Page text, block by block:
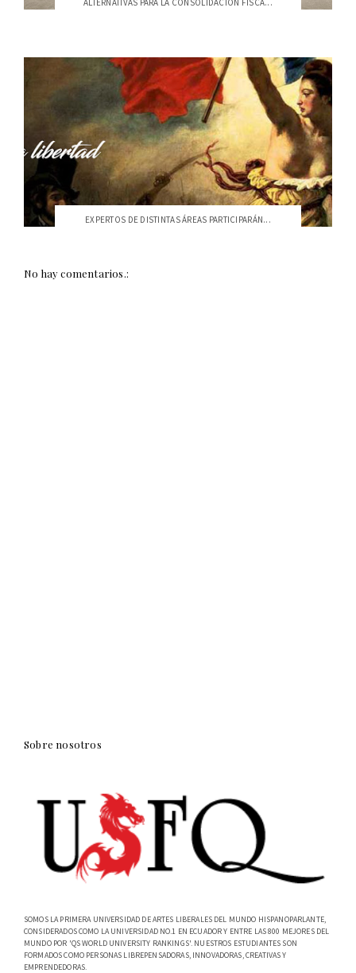
ALTERNATIVAS PARA LA CONSOLIDACIÓN FISCA...
EXPERTOS DE DISTINTAS ÁREAS PARTICIPARÁN...
No hay comentarios.:
Sobre nosotros
SOMOS LA PRIMERA UNIVERSIDAD DE ARTES LIBERALES DEL MUNDO HISPANOPARLANTE,
CONSIDERADOS COMO LA UNIVERSIDAD NO.1 EN ECUADOR Y ENTRE LAS 800 MEJORES DEL
MUNDO POR 'QS WORLD UNIVERSITY RANKINGS'. NUESTROS ESTUDIANTES SON
FORMADOS COMO PERSONAS LIBREPENSADORAS, INNOVADORAS, CREATIVAS Y
EMPRENDEDORAS.